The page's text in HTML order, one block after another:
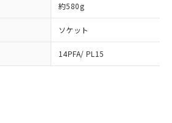
約580g
ソケット
14PFA/ PL15
共同利用者とは、"個人情報
の「1.共同利
囲」に記載されている法人を
（10物質）の非含有証明書
証明書（当社基準）
行日時点で非含有を証明す
に遡って非含有を証明する
せん。